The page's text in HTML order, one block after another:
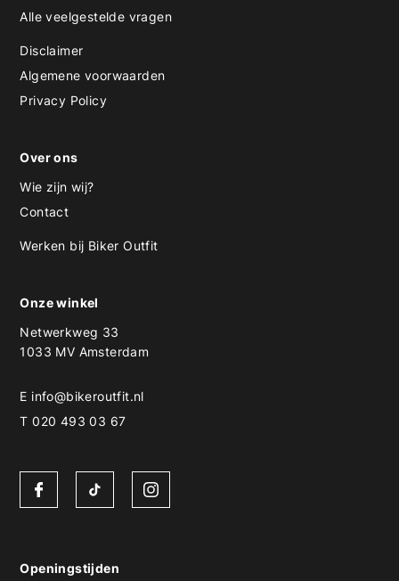
Alle veelgestelde vragen
Disclaimer
Algemene voorwaarden
Privacy Policy
Over ons
Wie zijn wij?
Contact
Werken bij Biker Outfit
Onze winkel
Netwerkweg 33
1033 MV Amsterdam
E info@bikeroutfit.nl
T 020 493 03 67
Openingstijden